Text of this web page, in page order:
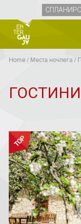
Home/ Места ночлега /